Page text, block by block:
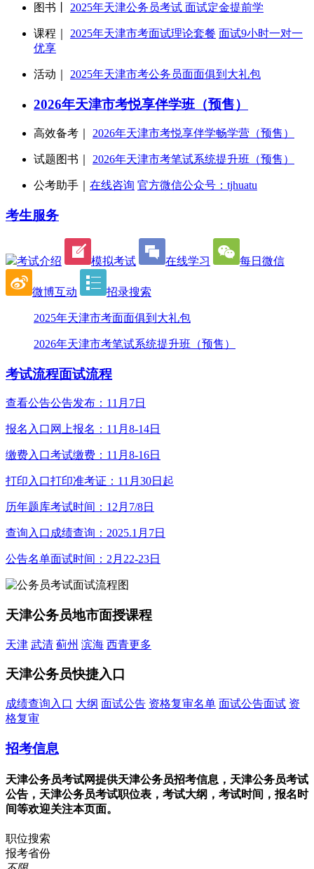
图书丨 2025年天津公务员考试 面试定金提前学
课程｜ 2025年天津市考面试理论套餐 面试9小时一对一
优享
活动｜ 2025年天津市考公务员面面俱到大礼包
2026年天津市考悦享伴学班（预售）
高效备考｜ 2026年天津市考悦享伴学畅学营（预售）
试题图书｜ 2026年天津市考笔试系统提升班（预售）
公考助手｜ 在线咨询 官方微信公众号：tjhuatu
考生服务
考试介绍 模拟考试 在线学习 每日微信
微博互动 招录搜索
2025年天津市考面面俱到大礼包
2026年天津市考笔试系统提升班（预售）
考试流程面试流程
查看公告公告发布：11月7日
报名入口 网上报名：11月8-14日
缴费入口考试缴费：11月8-16日
打印入口打印准考证：11月30日起
历年题库考试时间：12月7/8日
查询入口 成绩查询：2025.1月7日
公告名单面试时间：2月22-23日
天津公务员地市面授课程
天津 武清 蓟州 滨海 西青更多
天津公务员快捷入口
成绩查询入口 大纲 面试公告 资格复审名单 面试公告面试 资
格复审
招考信息
天津公务员考试网提供天津公务员招考信息，天津公务员考试
公告，天津公务员考试职位表，考试大纲，考试时间，报名时
间等欢迎关注本页面。
职位搜索
报考省份